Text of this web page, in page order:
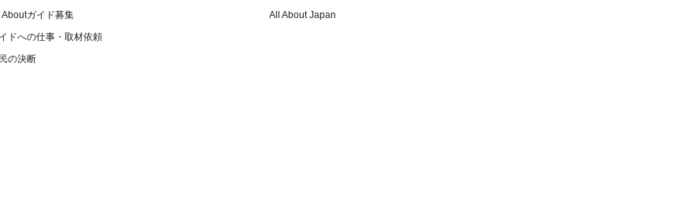
Aboutガイド募集
ドへの仕事・取材依頼
の決断
All About Japan